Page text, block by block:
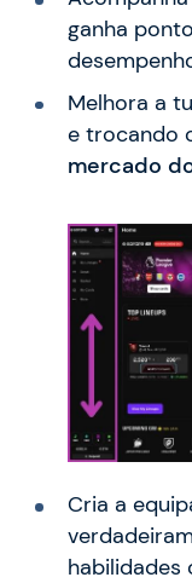
ganha
Melhora a
e trocando
mercado
Cria a
habilidades